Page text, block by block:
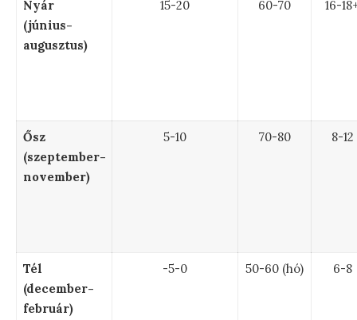
Nyár
(június-
augusztus)
15-20 60-70 16-
Ősz
(szeptember-
november)
5-10 70-80 8-12
Tél
(december-
február)
-5-0 50-60 (hó) 6-8